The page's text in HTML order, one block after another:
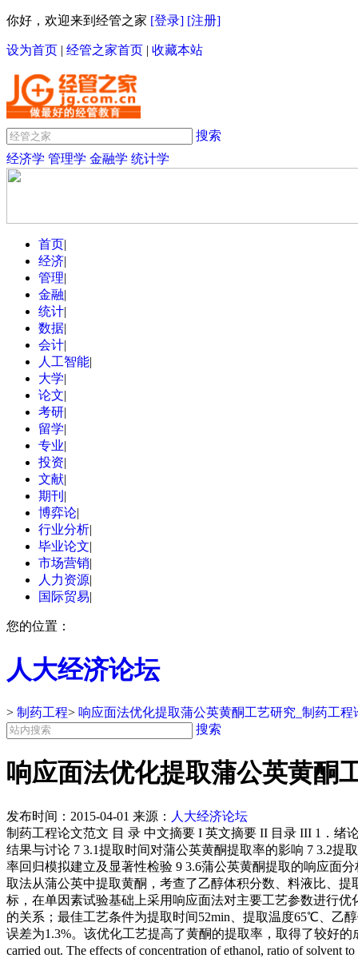
你好，欢迎来到经管之家 [登录] [注册]
设为首页 | 经管之家首页 | 收藏本站
搜索
经济学 管理学 金融学 统计学
首页|
经济|
管理|
金融|
统计|
数据|
会计|
人工智能|
大学|
论文|
考研|
留学|
专业|
投资|
文献|
期刊 |
博弈论|
行业分析|
毕业论文|
市场营销|
人力资源|
国际贸易|
您的位置：
人大经济论坛
> 制药工程> 响应面法优化提取蒲公英黄酮工艺研究_制药工程
搜索
响应面法优化提取蒲公英黄酮
发布时间： 2015-04-01 来源： 人大经济论坛
制药工程论文范文 目 录 中文摘要 I 英文摘要 II 目录 III 1．绪
结果与讨论 7 3.1提取时间对蒲公英黄酮提取率的影响 7 3.2提
率回归模拟建立及显著性检验 9 3.6蒲公英黄酮提取的响应面
取法从蒲公英中提取黄酮，考查了乙醇体积分数、料液比、
标，在单因素试验基础上采用响应面法对主要工艺参数进行
的关系；最佳工艺条件为提取时间52min、提取温度65℃、乙
误差为1.3%。该优化工艺提高了黄酮的提取率，取得了较好的
carried out. The effects of concentration of ethanol, ratio of solvent